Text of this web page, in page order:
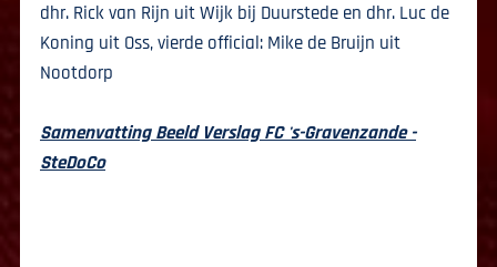
dhr. Rick van Rijn uit Wijk bij Duurstede en dhr. Luc de
Koning uit Oss, vierde official: Mike de Bruijn uit
Nootdorp
Samenvatting Beeld Verslag FC 's-Gravenzande -
SteDoCo